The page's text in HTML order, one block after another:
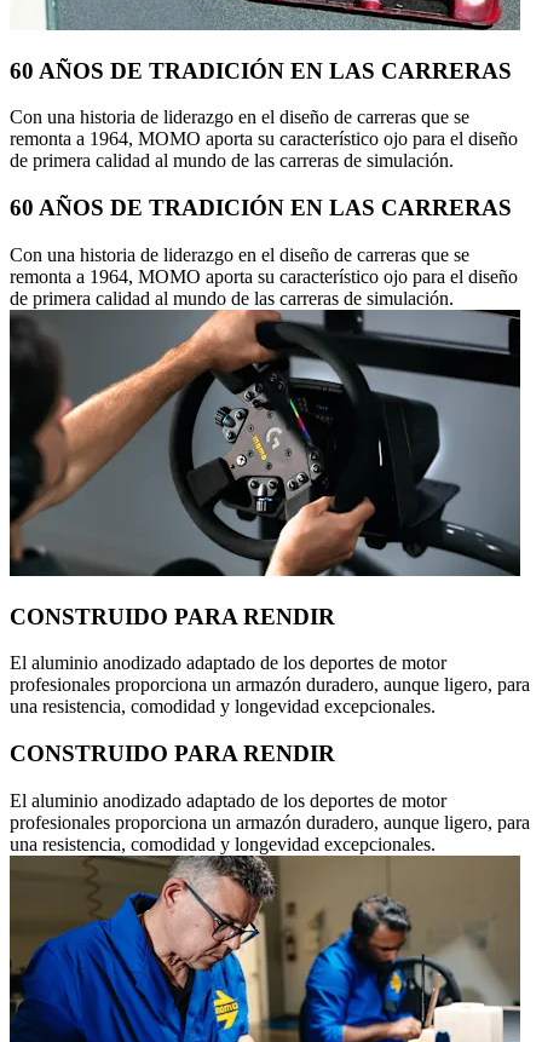
60 AÑOS DE TRADICIÓN EN LAS CARRERAS
Con una historia de liderazgo en el diseño de carreras que se
remonta a 1964, MOMO aporta su característico ojo para el diseño
de primera calidad al mundo de las carreras de simulación.
60 AÑOS DE TRADICIÓN EN LAS CARRERAS
Con una historia de liderazgo en el diseño de carreras que se
remonta a 1964, MOMO aporta su característico ojo para el diseño
de primera calidad al mundo de las carreras de simulación.
CONSTRUIDO PARA RENDIR
El aluminio anodizado adaptado de los deportes de motor
profesionales proporciona un armazón duradero, aunque ligero, para
una resistencia, comodidad y longevidad excepcionales.
CONSTRUIDO PARA RENDIR
El aluminio anodizado adaptado de los deportes de motor
profesionales proporciona un armazón duradero, aunque ligero, para
una resistencia, comodidad y longevidad excepcionales.